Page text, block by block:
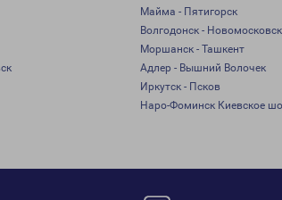
Майма - Пятигорск
Волгодонск - Новомосковск
Моршанск - Ташкент
Адлер - Вышний Волочек
Иркутск - Псков
Наро-Фоминск Киевское